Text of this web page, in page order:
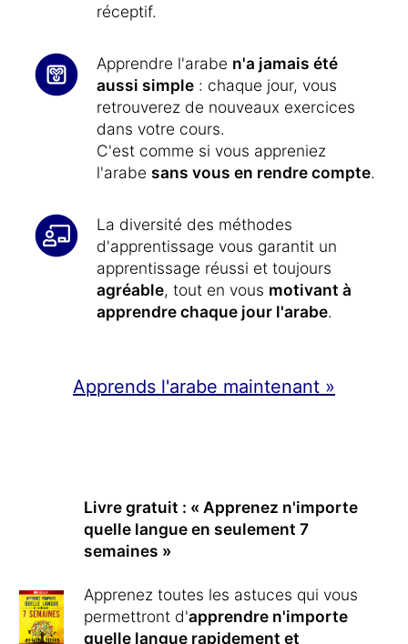
réceptif.
Apprendre l'arabe n'a jamais été
aussi simple : chaque jour, vous
retrouverez de nouveaux exercices
dans votre cours.
C'est comme si vous appreniez
l'arabe sans vous en rendre compte.
La diversité des méthodes
d'apprentissage vous garantit un
apprentissage réussi et toujours
agréable, tout en vous motivant à
apprendre chaque jour l'arabe.
Apprends l'arabe maintenant »
Livre gratuit : « Apprenez n'importe
quelle langue en seulement 7
semaines »
Apprenez toutes les astuces qui vous
permettront d'apprendre n'importe
quelle langue rapidement et